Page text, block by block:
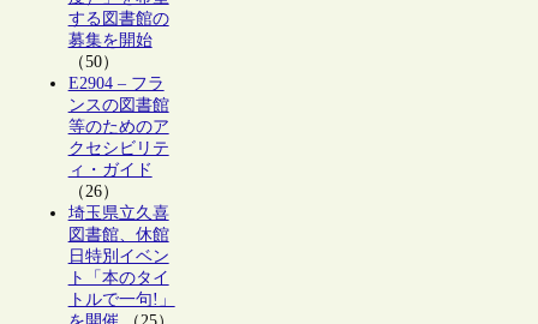
する図書館の
募集を開始
（50）
E2904 – フラ
ンスの図書館
等のためのア
クセシビリテ
ィ・ガイド
（26）
埼玉県立久喜
図書館、休館
日特別イベン
ト「本のタイ
トルで一句!」